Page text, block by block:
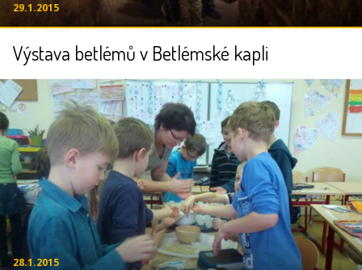
29.1.2015
Výstava betlémů v Betlémské kapli
28.1.2015